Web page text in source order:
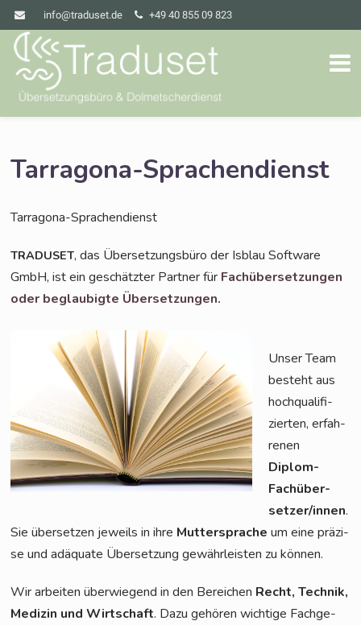
info@traduset.de +49 40 855 09 823
Tarragona-Sprachendienst
Tar­ra­go­na-Spra­chen­dienst
TRADUSET, das Über­set­zungs­bü­ro der Isblau Soft­ware
GmbH, ist ein geschätz­ter Part­ner für Fach­über­set­zun­gen
oder beglau­big­te Übersetzungen.
Unser Team
besteht aus
hoch­qua­li­fi­
zier­ten, erfah­
re­nen
Diplom-
Fach­über­
set­zer/in­nen.
Sie über­set­zen jeweils in ihre Mut­ter­spra­che um eine prä­zi­
se und adäqua­te Über­set­zung gewähr­leis­ten zu können.
Wir arbei­ten über­wie­gend in den Berei­chen Recht, Tech­nik,
Medi­zin und Wirt­schaft. Dazu gehö­ren wich­ti­ge Fach­ge­